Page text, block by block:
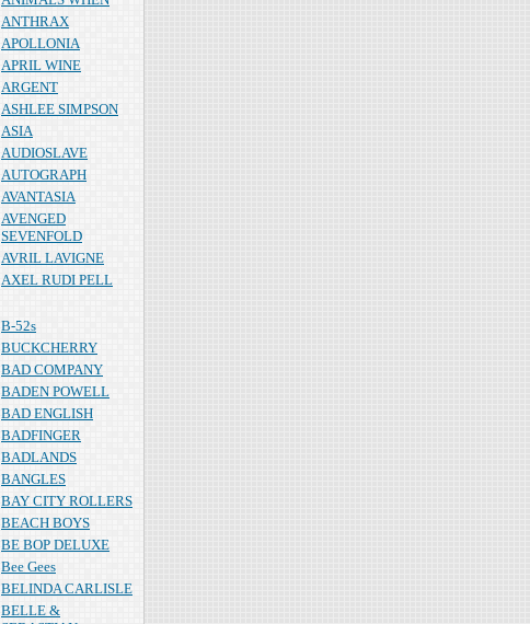
ANTHRAX
APOLLONIA
APRIL WINE
ARGENT
ASHLEE SIMPSON
ASIA
AUDIOSLAVE
AUTOGRAPH
AVANTASIA
AVENGED
SEVENFOLD
AVRIL LAVIGNE
AXEL RUDI PELL
B-52s
BUCKCHERRY
BAD COMPANY
BADEN POWELL
BAD ENGLISH
BADFINGER
BADLANDS
BANGLES
BAY CITY ROLLERS
BEACH BOYS
BE BOP DELUXE
Bee Gees
BELINDA CARLISLE
BELLE &